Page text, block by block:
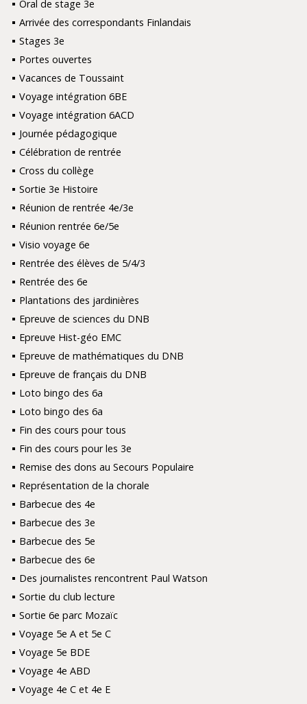
Oral de stage 3e
Arrivée des correspondants Finlandais
Stages 3e
Portes ouvertes
Vacances de Toussaint
Voyage intégration 6BE
Voyage intégration 6ACD
Journée pédagogique
Célébration de rentrée
Cross du collège
Sortie 3e Histoire
Réunion de rentrée 4e/3e
Réunion rentrée 6e/5e
Visio voyage 6e
Rentrée des élèves de 5/4/3
Rentrée des 6e
Plantations des jardinières
Epreuve de sciences du DNB
Epreuve Hist-géo EMC
Epreuve de mathématiques du DNB
Epreuve de français du DNB
Loto bingo des 6a
Loto bingo des 6a
Fin des cours pour tous
Fin des cours pour les 3e
Remise des dons au Secours Populaire
Représentation de la chorale
Barbecue des 4e
Barbecue des 3e
Barbecue des 5e
Barbecue des 6e
Des journalistes rencontrent Paul Watson
Sortie du club lecture
Sortie 6e parc Mozaïc
Voyage 5e A et 5e C
Voyage 5e BDE
Voyage 4e ABD
Voyage 4e C et 4e E